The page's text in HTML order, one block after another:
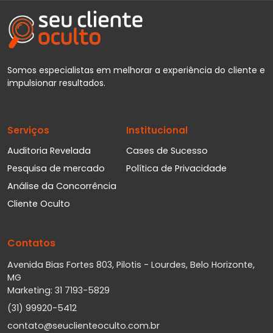
Somos especialistas em melhorar a experiência do cliente e
impulsionar resultados.
Serviços
Auditoria Revelada
Pesquisa de mercado
Análise da Concorrência
Cliente Oculto
Institucional
Cases de Sucesso
Política de Privacidade
Contatos
Avenida Bias Fortes 803, Pilotis - Lourdes, Belo Horizonte,
MG
Marketing: 31 7193-5829
(31) 99920-5412
contato@seuclienteoculto.com.br